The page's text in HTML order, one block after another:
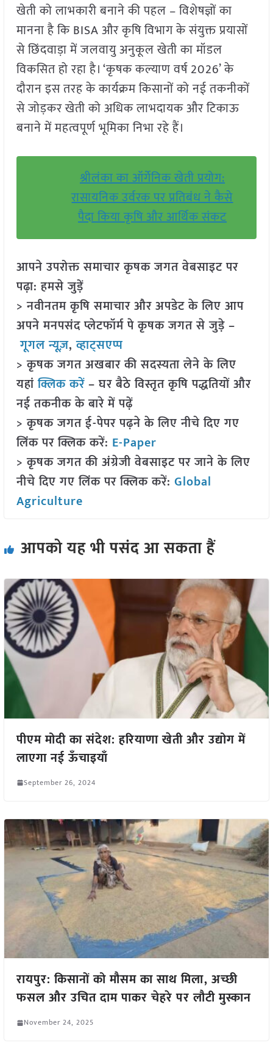
खेती को लाभकारी बनाने की पहल – विशेषज्ञों का
मानना है कि BISA और कृषि विभाग के संयुक्त प्रयासों
से छिंदवाड़ा में जलवायु अनुकूल खेती का मॉडल
विकसित हो रहा है। ‘कृषक कल्याण वर्ष 2026’ के
दौरान इस तरह के कार्यक्रम किसानों को नई तकनीकों
से जोड़कर खेती को अधिक लाभदायक और टिकाऊ
बनाने में महत्वपूर्ण भूमिका निभा रहे हैं।
श्रीलंका का ऑर्गेनिक खेती प्रयोग:
रासायनिक उर्वरक पर प्रतिबंध ने कैसे
पैदा किया कृषि और आर्थिक संकट
आपने उपरोक्त समाचार कृषक जगत वेबसाइट पर
पढ़ा: हमसे जुड़ें
> नवीनतम कृषि समाचार और अपडेट के लिए आप
अपने मनपसंद प्लेटफॉर्म पे कृषक जगत से जुड़े –
गूगल न्यूज़,व्हाट्सएप्प
> कृषक जगत अखबार की सदस्यता लेने के लिए
यहांक्लिक करें– घर बैठे विस्तृत कृषि पद्धतियों और
नई तकनीक के बारे में पढ़ें
> कृषक जगत ई-पेपर पढ़ने के लिए नीचे दिए गए
लिंक पर क्लिक करें: E-Paper
> कृषक जगत की अंग्रेजी वेबसाइट पर जाने के लिए
नीचे दिए गए लिंक पर क्लिक करें: Global
Agriculture
आपको यह भी पसंद आ सकता हैं
पीएम मोदी का संदेश: हरियाणा खेती और उद्योग में
लाएगा नई ऊँचाइयाँ
September 26, 2024
रायपुर: किसानों को मौसम का साथ मिला, अच्छी
फसल और उचित दाम पाकर चेहरे पर लौटी मुस्कान
November 24, 2025